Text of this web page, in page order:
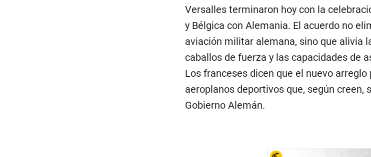
Versalles terminaron hoy con la
y Bélgica con Alemania. El acuerdo no
aviación militar alemana, sino que alivia
caballos de fuerza y las capacidades de
Los franceses dicen que el nuevo
aeroplanos deportivos que, según creen,
Gobierno Alemán.